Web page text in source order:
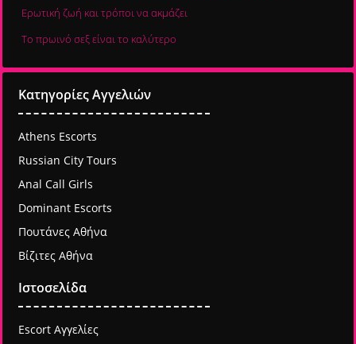
Ερωτική ζωή και τρόποι να ακμάζει
Το πρωινό σεξ είναι το καλύτερο
Κατηγορίες Αγγελιών
Athens Escorts
Russian City Tours
Anal Call Girls
Dominant Escorts
Πουτάνες Αθήνα
Βίζιτες Αθήνα
Ιστοσελίδα
Escort Αγγελίες